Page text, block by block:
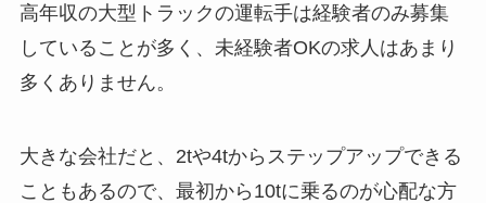
高年収の大型トラックの運転手は経験者のみ募集
していることが多く、未経験者OKの求人はあまり
多くありません。
大きな会社だと、2tや4tからステップアップできる
こともあるので、最初から10tに乗るのが心配な方